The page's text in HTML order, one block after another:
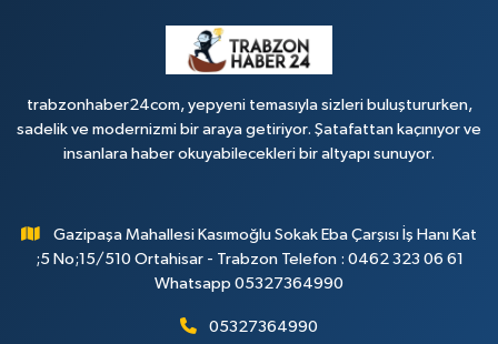
trabzonhaber24com, yepyeni temasıyla sizleri buluştururken,
sadelik ve modernizmi bir araya getiriyor. Şatafattan kaçınıyor ve
insanlara haber okuyabilecekleri bir altyapı sunuyor.
Gazipaşa Mahallesi Kasımoğlu Sokak Eba Çarşısı İş Hanı Kat
;5 No;15/510 Ortahisar - Trabzon Telefon : 0462 323 06 61
Whatsapp 05327364990
05327364990